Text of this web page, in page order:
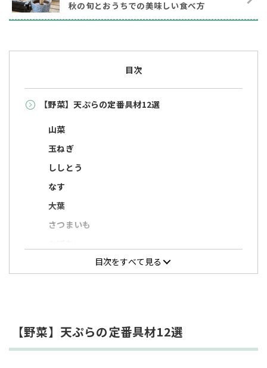
秋の旬とおうちでの美味しい食べ方
目次
【野菜】天ぷらの定番具材12選
山菜
玉ねぎ
ししとう
なす
大葉
さつまいも
にんじん
目次をすべて見る
【野菜】天ぷらの定番具材12選